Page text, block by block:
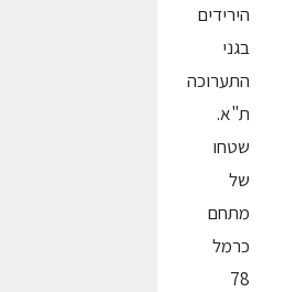
הירידים
בגני
התערוכה
ת"א.
שטחו
של
מתחם
כרמל
78